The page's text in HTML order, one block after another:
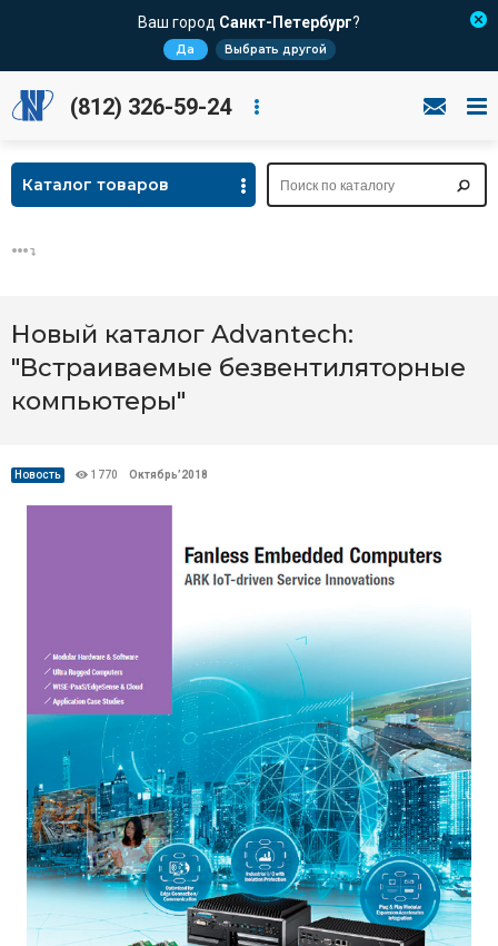
Ваш город Санкт-Петербург?
Да Выбрать другой
(812) 326-59-24
Каталог товаров
Новый каталог Advantech:
"Встраиваемые безвентиляторные
компьютеры"
Новость 1770 Октябрь’2018